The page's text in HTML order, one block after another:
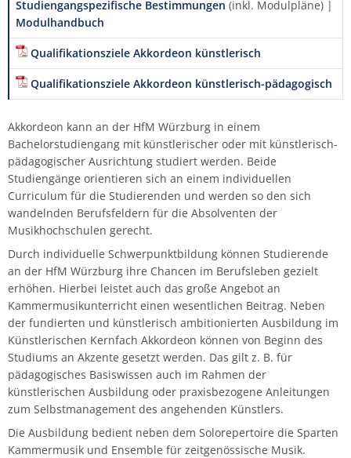
Studiengangspezifische Bestimmungen (inkl. Modulpläne) |
Modulhandbuch
Qualifikationsziele Akkordeon künstlerisch
Qualifikationsziele Akkordeon künstlerisch-pädagogisch
Akkordeon kann an der HfM Würzburg in einem
Bachelorstudiengang mit künstlerischer oder mit künstlerisch-
pädagogischer Ausrichtung studiert werden. Beide
Studiengänge orientieren sich an einem individuellen
Curriculum für die Studierenden und werden so den sich
wandelnden Berufsfeldern für die Absolventen der
Musikhochschulen gerecht.
Durch individuelle Schwerpunktbildung können Studierende
an der HfM Würzburg ihre Chancen im Berufsleben gezielt
erhöhen. Hierbei leistet auch das große Angebot an
Kammermusikunterricht einen wesentlichen Beitrag. Neben
der fundierten und künstlerisch ambitionierten Ausbildung im
Künstlerischen Kernfach Akkordeon können von Beginn des
Studiums an Akzente gesetzt werden. Das gilt z. B. für
pädagogisches Basiswissen auch im Rahmen der
künstlerischen Ausbildung oder praxisbezogene Anleitungen
zum Selbstmanagement des angehenden Künstlers.
Die Ausbildung bedient neben dem Solorepertoire die Sparten
Kammermusik und Ensemble für zeitgenössische Musik.
Traversflöte
Viola da gamba
Percussion
Posaune
Trompete
Tuba
Viola
Violine
Violoncello
Viola da gamba
Viola da gamba
Viola da gamba
Holzblasinstrumente
Jazz
Komposition
Komposition mit neuen Medien
Klavier
Künstlerisch-pädagogische
Masterstudiengänge
Liedgestaltung
Musiktheaterkorrepetition
Musiktheorie
Orchesterleitung
Termine | Fristen
Vorbereitungskurse des Tonkünstlerverbands
Vorbereitungstutorium Musiktheorie der HfM
Hochschulchor
Hochschulsinfonieorchester
Opernschule
Schulmusikchor
Schulmusikorchester
Seraphin-Stiftung
Stegmann
FAQ ausländische Studierende
Wettbewerbe
Weitere Veranstaltungen
Verband Bayerischer Sing- und Musikschulen
e. V.
Virtuelle Hochschule Bayern (vhb)
Johannes Kamprad
Günter Mittelsteiner
Hildegard Poschet
Burkhard Schmidt
Irmtraut Schmidt
Rosemarie Schneider
Ilse Singer
Gertrud Then
Günther Wich
Johannes Wolf
Michael Stern
Hörbox
Kino
Bibliographie
Ehrungen
Vielfalt an der HfM
News-Archiv
Qualitätsbeirat
Informationssicherheit
Sexuelle Belästigung
Transferbeaufragte
Vertrauensteam
Wissenschaftliche Praxis
Beratungs- und Meldeformular
Personalrat
Fachgruppe Historische Instrumente
Fachgruppe Jazz | Rock | Pop
Fachgruppe Kammermusik | Korrepetition
Fachgruppe Klavier
Fachgruppe Orgel | Kirchenmusik
Fachgruppe Percussion (klassisch)
Fachgruppe Komposition/Musiktheorie
Fachgruppe Instrumental-/Vokalpädagogik |
EMP
Fachgruppe
Musikwissenschaft/Musikermedizin
Fachgruppe Musikpädagogik Lehramt
Fachgruppe Streichinstrumente
IT-Abteilung
Justiziariat
Qualitätsmanagement
Referentin für Prozessmanagement
KHB-Kooperationsstellen
Aktuelles (Archiv)
Bibliothek
Hinweisgeberschutz
Kartenverkauf
Videokonferenzsysteme
Zentrale Dienste
Exkursionen
Hochschulkleidung